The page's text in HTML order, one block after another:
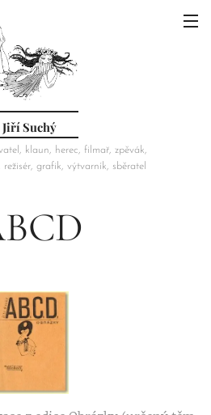
Jiří Suchý
klaun, herec, filmař, zpěvák,
grafik, výtvarník, sběratel